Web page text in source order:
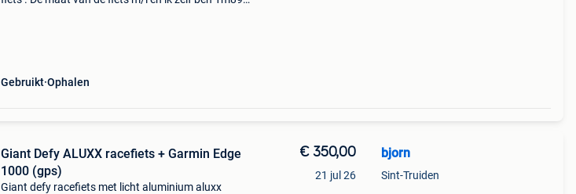
Gebruikt Ophalen
Giant Defy ALUXX racefiets + Garmin Edge
1000 (gps)
Giant defy racefiets met licht aluminium aluxx
€ 350,00
21 jul 26
bjorn
Sint-Truiden